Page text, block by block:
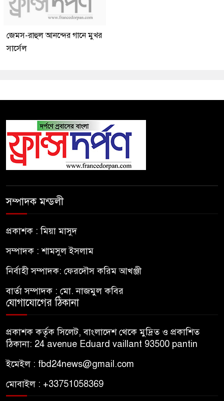
জেমস-রাহুল আনন্দের গানে মুখর
সার্সেল
সম্পাদক মন্ডলী
প্রকাশক : মিয়া মাসুদ
সম্পাদক : শামসুল ইসলাম
নির্বাহী সম্পাদক: ফেরদৌস করিম আখঞ্জী
বার্তা সম্পাদক : মো. নাজমুল কবির
যোগাযোগের ঠিকানা
প্রকাশক কর্তৃক সিলেট, বাংলাদেশ থেকে মুদ্রিত ও প্রকাশিত
ঠিকানা: 24 avenue Eduard vaillant 93500 pantin
ইমেইল : fbd24news@gmail.com
মোবাইল : +33751058369